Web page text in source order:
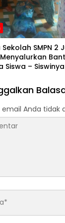
SMPN 2
Siswa – Siswinya
Anda tidak